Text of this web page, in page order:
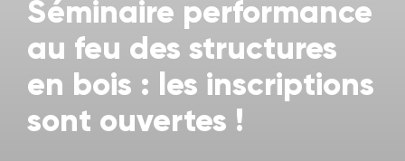
Séminaire performance
au feu des structures
en bois : les inscriptions
sont ouvertes !